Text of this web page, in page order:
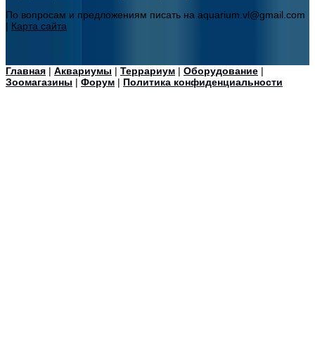
По вопросам и предложениям писать на aquarium.vl@gmail.com
| Карта сайта
Главная | Аквариумы | Террариум | Оборудование |
Зоомагазины | Форум | Политика конфиденциальности